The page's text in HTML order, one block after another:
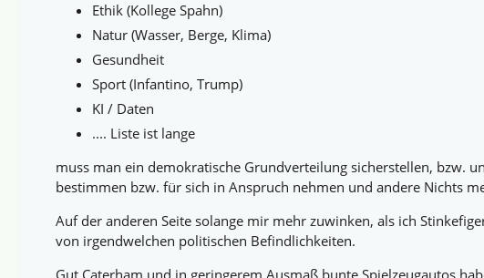
Ethik (Kollege Spahn)
Natur (Wasser, Berge, Klima)
Gesundheit
Sport (Infantino, Trump)
KI / Daten
.... Liste ist lange
muss man ein demokratische Grundverteilung sicherstellen, bzw.
bestimmen bzw. für sich in Anspruch nehmen und andere Nichts
Auf der anderen Seite solange mir mehr zuwinken, als ich
von irgendwelchen politischen Befindlichkeiten.